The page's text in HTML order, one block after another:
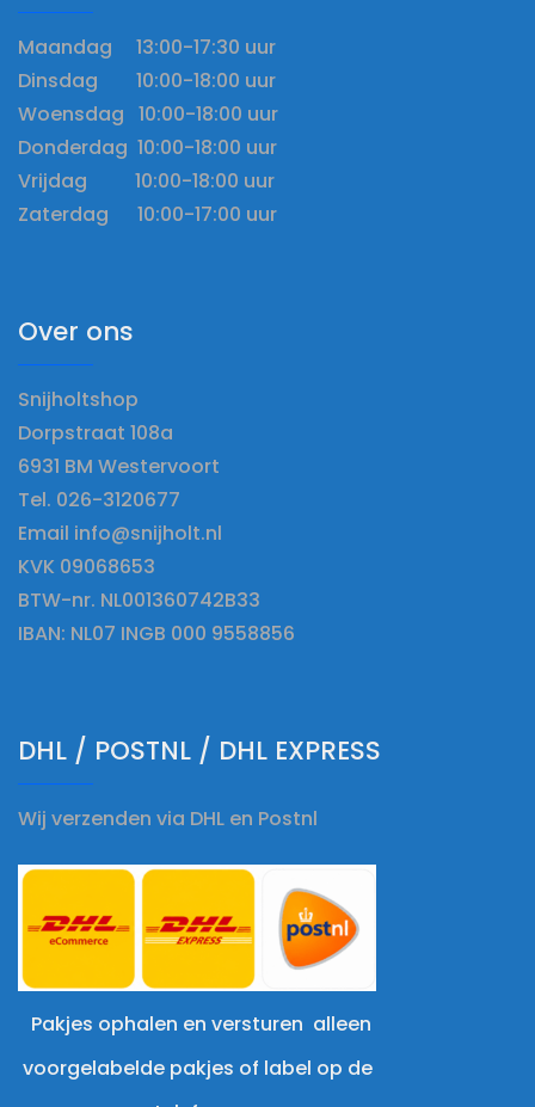
Maandag 13:00-17:30 uur
Dinsdag 10:00-18:00 uur
Woensdag 10:00-18:00 uur
Donderdag 10:00-18:00 uur
Vrijdag 10:00-18:00 uur
Zaterdag 10:00-17:00 uur
Over ons
Snijholtshop
Dorpstraat 108a
6931 BM Westervoort
Tel. 026-3120677
Email info@snijholt.nl
KVK 09068653
BTW-nr. NL001360742B33
IBAN: NL07 INGB 000 9558856
DHL / POSTNL / DHL EXPRESS
Wij verzenden via DHL en Postnl
Pakjes ophalen en versturen alleen
voorgelabelde pakjes of label op de